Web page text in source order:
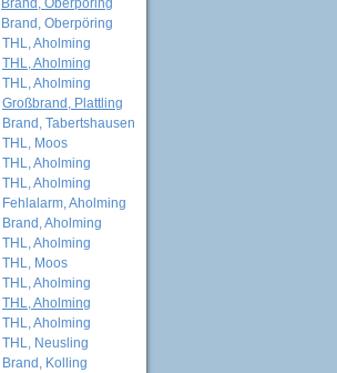
Brand, Oberpöring
THL, Aholming
THL, Aholming
THL, Aholming
Großbrand, Plattling
Brand, Tabertshausen
THL, Moos
THL, Aholming
THL, Aholming
Fehlalarm, Aholming
Brand, Aholming
THL, Aholming
THL, Moos
THL, Aholming
THL, Aholming
THL, Aholming
THL, Neusling
Brand, Kolling